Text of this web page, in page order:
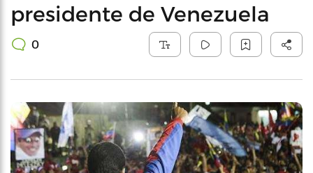
presidente de Venezuela
0